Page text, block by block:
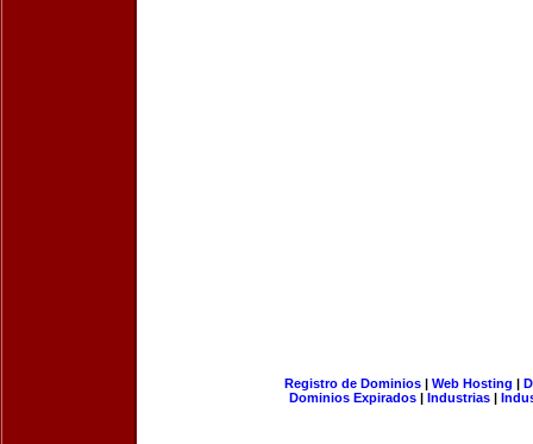
Registro de Dominios| Web Hosting |
Dominios Expirados | Industrias |